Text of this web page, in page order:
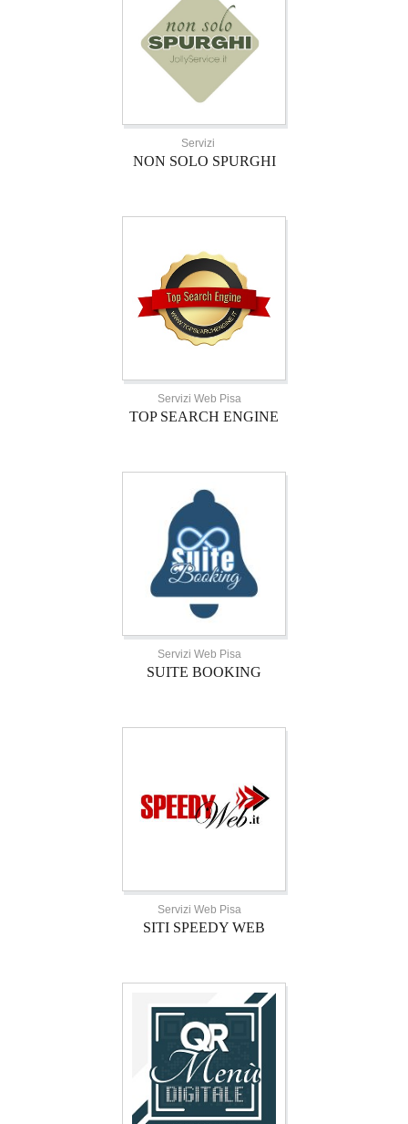
Servizi
NON SOLO SPURGHI
Servizi Web Pisa
TOP SEARCH ENGINE
Servizi Web Pisa
SUITE BOOKING
Servizi Web Pisa
SITI SPEEDY WEB